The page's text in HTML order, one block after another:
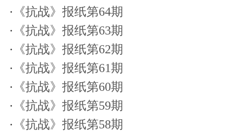
· 《抗战》报纸第64期
· 《抗战》报纸第63期
· 《抗战》报纸第62期
· 《抗战》报纸第61期
· 《抗战》报纸第60期
· 《抗战》报纸第59期
· 《抗战》报纸第58期